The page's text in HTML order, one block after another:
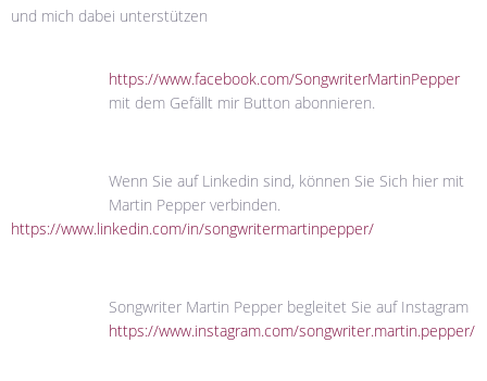
und mich dabei unterstützen
https://www.facebook.com/SongwriterMartinPepper
mit dem Gefällt mir Button abonnieren.
Wenn Sie auf Linkedin sind, können Sie Sich hier mit
Martin Pepper verbinden.
https://www.linkedin.com/in/songwritermartinpepper/
Songwriter Martin Pepper begleitet Sie auf Instagram
https://www.instagram.com/songwriter.martin.pepper/